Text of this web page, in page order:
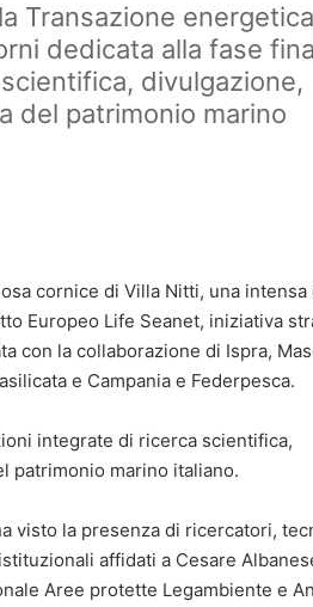
Transazione
dedicata alla fase
divulgazione,
del patrimonio marino
cornice di Villa Nitti, una intensa
Europeo Life Seanet, iniziativa
con la collaborazione di Ispra,
e Campania e Federpesca.
integrate di ricerca scientifica,
patrimonio marino italiano.
visto la presenza di ricercatori,
affidati a Cesare
Aree protette Legambiente e